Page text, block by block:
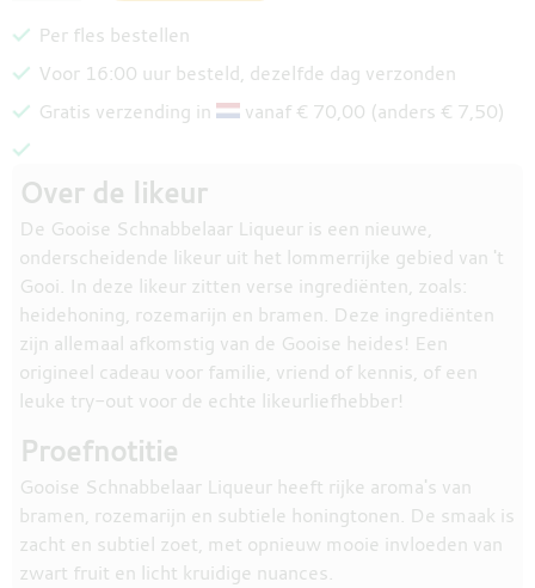
Per fles bestellen
Voor 16:00 uur besteld, dezelfde dag verzonden
Gratis verzending in
vanaf € 70,00 (anders € 7,50)
Over de likeur
De Gooise Schnabbelaar Liqueur is een nieuwe,
onderscheidende likeur uit het lommerrijke gebied van 't
Gooi. In deze likeur zitten verse ingrediënten, zoals:
heidehoning, rozemarijn en bramen. Deze ingrediënten
zijn allemaal afkomstig van de Gooise heides! Een
origineel cadeau voor familie, vriend of kennis, of een
leuke try-out voor de echte likeurliefhebber!
Proefnotitie
Gooise Schnabbelaar Liqueur heeft rijke aroma's van
bramen, rozemarijn en subtiele honingtonen. De smaak is
zacht en subtiel zoet, met opnieuw mooie invloeden van
zwart fruit en licht kruidige nuances.